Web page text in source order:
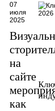
07
июля
2025
на
сайте
как